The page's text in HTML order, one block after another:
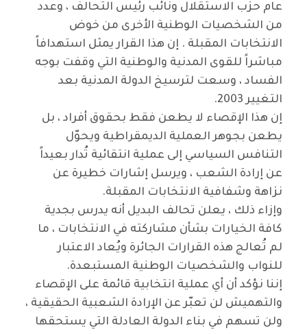
عام حزب الاستقلال ونائب رئيس التحالف ، وعدد
من الشخصيات الوطنية الأخرى من خوض
الانتخابات المقبلة . إن هذا القرار يمثل استهدافاً
مباشراً للقوى المدنية والوطنية التي وقفت بوجه
الفساد ، وسعت لترسيخ الدولة المدنية بعد
التغيير 2003.
إن هذا الإقصاء لا يطعن فقط بحقوق أفراد ، بل
يطعن بجوهر العملية الديمقراطية ويحوّل
التنافس السياسي إلى عملية انتقائية تُدار بعيداً
عن إرادة الشعب ، ويرسل إشارات خطيرة عن
نزاهة وشفافية الانتخابات المقبلة.
وإزاء ذلك ، يعلن تحالف البديل أنه يدرس بجدية
كافة الخيارات بشأن مشاركته في الانتخابات ، ما
لم تُعالج هذه القرارات الجائرة ويُعاد الاعتبار
للنواب والشخصيات الوطنية المستبعدة.
إننا نؤكد أن أي عملية انتخابية قائمة على الإقصاء
والتهميش لن تعبّر عن الإرادة الشعبية الحقيقية ،
ولن تسهم في بناء الدولة العادلة التي يستحقها